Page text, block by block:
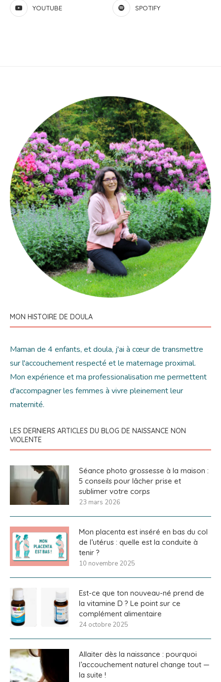
YOUTUBE SPOTIFY
MON HISTOIRE DE DOULA
Maman de 4 enfants, et doula, j'ai à cœur de transmettre
sur l'accouchement respecté et le maternage proximal.
Mon expérience et ma professionalisation me permettent
d'accompagner les femmes à vivre pleinement leur
maternité.
LES DERNIERS ARTICLES DU BLOG DE NAISSANCE NON
VIOLENTE
Séance photo grossesse à la maison :
5 conseils pour lâcher prise et
sublimer votre corps
23 mars 2026
Mon placenta est inséré en bas du col
de l’utérus : quelle est la conduite à
tenir ?
10 novembre 2025
Est-ce que ton nouveau-né prend de
la vitamine D ? Le point sur ce
complément alimentaire
24 octobre 2025
Allaiter dès la naissance : pourquoi
l’accouchement naturel change tout —
la suite !